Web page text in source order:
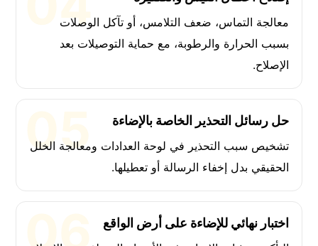
معالجة التماس، ضعف التلامس، أو تآكل الوصلات
بسبب الحرارة والرطوبة، مع حماية التوصيلات بعد
الإصلاح.
حل رسائل التحذير الخاصة بالإضاءة
تشخيص سبب التحذير في لوحة العدادات ومعالجة الخلل
الحقيقي بدل إخفاء الرسالة أو تعطيلها.
اختبار نهائي للإضاءة على أرض الواقع